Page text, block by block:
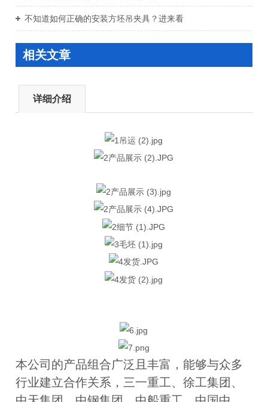
不知道如何正确的安装方坯吊夹具？进来看
相关文章
详细介绍
本公司的产品组合广泛且丰富，能够与众多
行业建立合作关系，三一重工、徐工集团、